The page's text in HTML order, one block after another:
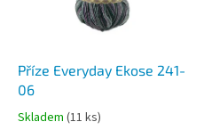
Příze Everyday Ekose 241-
06
Průměrné
Skladem (11 ks)